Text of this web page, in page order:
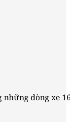
dòng xe